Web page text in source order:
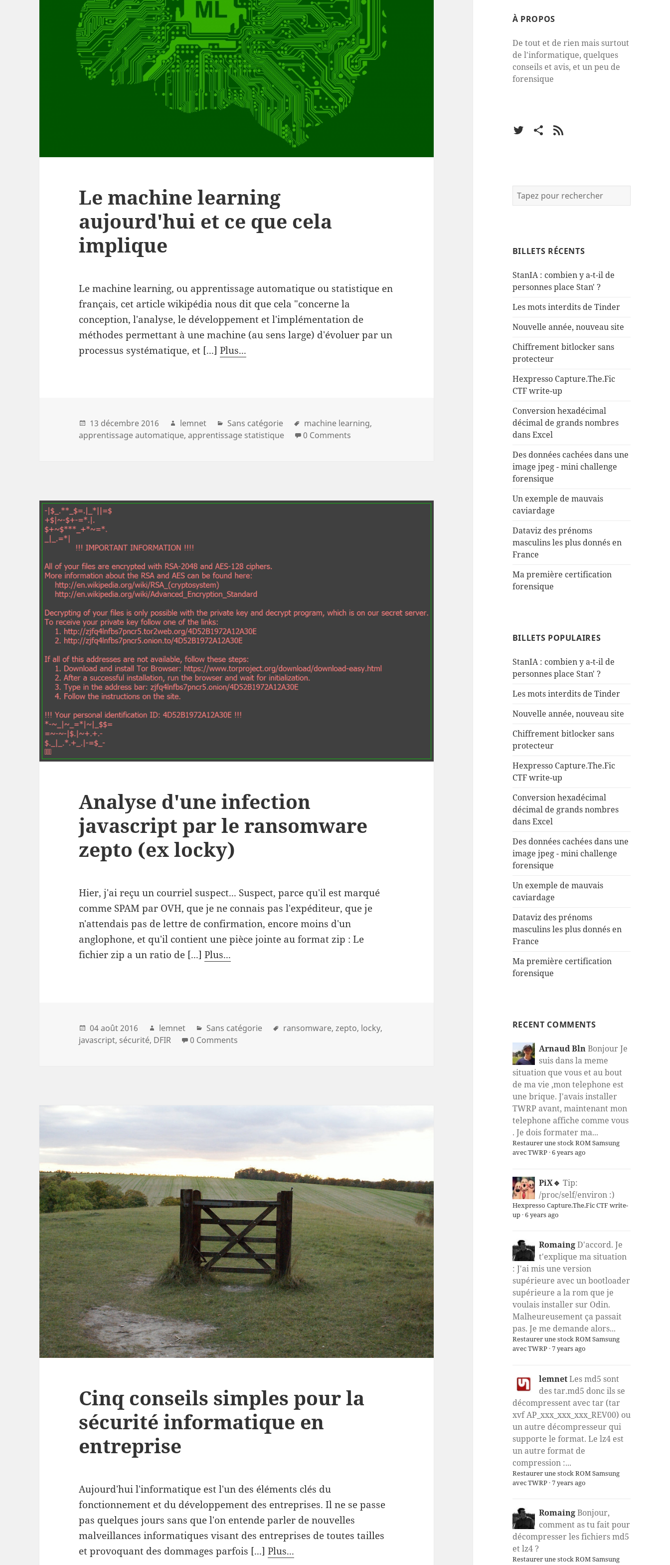
À PROPOS
De tout et de rien mais surtout
de l'informatique, quelques
conseils et avis, et un peu de
forensique
TwitterFacebook
RSS
BILLETS RÉCENTS
StanIA : combien y a-t-il de
personnes place Stan' ?
Les mots interdits de Tinder
Nouvelle année, nouveau site
Chiffrement bitlocker sans
protecteur
Hexpresso Capture.The.Fic
CTF write-up
Conversion hexadécimal
décimal de grands nombres
dans Excel
Des données cachées dans une
image jpeg - mini challenge
forensique
Un exemple de mauvais
caviardage
Dataviz des prénoms
masculins les plus donnés en
France
Ma première certification
forensique
BILLETS POPULAIRES
StanIA : combien y a-t-il de
personnes place Stan' ?
Les mots interdits de Tinder
Nouvelle année, nouveau site
Chiffrement bitlocker sans
protecteur
Hexpresso Capture.The.Fic
CTF write-up
Conversion hexadécimal
décimal de grands nombres
dans Excel
Des données cachées dans une
image jpeg - mini challenge
forensique
Un exemple de mauvais
caviardage
Dataviz des prénoms
masculins les plus donnés en
France
Ma première certification
forensique
RECENT COMMENTS
Arnaud BlnBonjour Je
suis dans la meme
situation que vous et au bout
de ma vie ,mon telephone est
une brique. J'avais installer
TWRP avant, maintenant mon
telephone affiche comme vous
. Je dois formater ma...
Restaurer une stock ROM Samsung
avec TWRP·6 years ago
PiX🔹 Tip:
/proc/self/environ :)
Hexpresso Capture.The.Fic CTF write-
up·6 years ago
RomaingD'accord. Je
t'explique ma situation
: J'ai mis une version
supérieure avec un bootloader
supérieure a la rom que je
voulais installer sur Odin.
Malheureusement ça passait
pas. Je me demande alors...
Restaurer une stock ROM Samsung
avec TWRP·7 years ago
lemnetLes md5 sont
des tar.md5 donc ils se
décompressent avec tar (tar
xvf AP_xxx_xxx_xxx_REV00) ou
un autre décompresseur qui
supporte le format. Le lz4 est
un autre format de
compression :...
Restaurer une stock ROM Samsung
avec TWRP·7 years ago
RomaingBonjour,
comment as tu fait pour
décompresser les fichiers md5
et lz4 ?
Restaurer une stock ROM Samsung
Le machine learning
aujourd'hui et ce que cela
implique
Le machine learning, ou apprentissage automatique ou statistique en
français, cet article wikipédia nous dit que cela "concerne la
conception, l'analyse, le développement et l'implémentation de
méthodes permettant à une machine (au sens large) d'évoluer par un
processus systématique, et [...]Plus...
13 décembre 2016 lemnet Sans catégorie
machine learning
apprentissage automatique apprentissage statistique 0 Comments
Analyse d'une infection
javascript par le ransomware
zepto (ex locky)
Hier, j'ai reçu un courriel suspect... Suspect, parce qu'il est marqué
comme SPAM par OVH, que je ne connais pas l'expéditeur, que je
n'attendais pas de lettre de confirmation, encore moins d'un
anglophone, et qu'il contient une pièce jointe au format zip : Le
fichier zip a un ratio de [...]Plus...
04 août 2016 lemnet Sans catégorie ransomware zepto locky
javascript sécurité DFIR 0 Comments
Cinq conseils simples pour la
sécurité informatique en
entreprise
Aujourd'hui l'informatique est l'un des éléments clés du
fonctionnement et du développement des entreprises. Il ne se passe
pas quelques jours sans que l'on entende parler de nouvelles
malveillances informatiques visant des entreprises de toutes tailles
et provoquant des dommages parfois [...]Plus...